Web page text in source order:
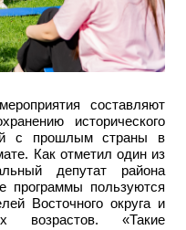
составляют
исторического
с прошлым страны в
Как отметил один из
депутат района
программы пользуются
Восточного округа и
возрастов.
«Такие